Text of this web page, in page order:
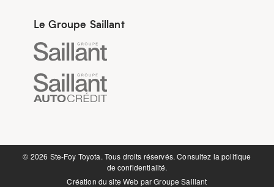
Le Groupe Saillant
©️ 2026 Ste-Foy Toyota. Tous droits réservés. Consultez lapolitique
de confidentialité.
Création du site Web parGroupe Saillant